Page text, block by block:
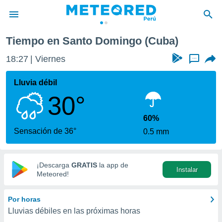
de
ha sido
para
que se
calidad.
a este
las
y
digital
basada
Tiempo en Santo Domingo (Cuba)
18:27 Viernes ...
Lluvia débil
30°
Sensación de 36°
60%
0.5 mm
¡Descarga GRATIS la app de
Meteored!
Instalar
Por horas
Lluvias débiles en las próximas horas